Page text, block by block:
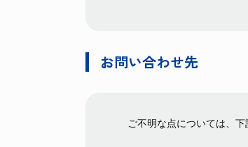
お問い合わせ先
ご不明な点については、下